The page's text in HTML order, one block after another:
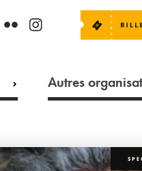
Autres